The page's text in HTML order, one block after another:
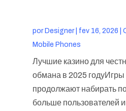
por Designer| fev 16, 2026
Mobile Phones
Лучшие казино для
обмана в 2025 годуИгры
продолжают набирать
больше пользователей